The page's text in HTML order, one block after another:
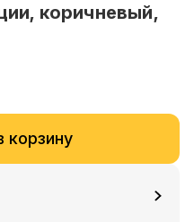
коричневый,
корзину